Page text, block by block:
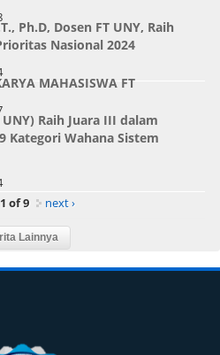
Ph.D, Dosen FT UNY, Raih
Nasional 2024
MAHASISWA FT
UNY) Raih Juara III dalam
Kategori Wahana Sistem
1 of 9
next ›